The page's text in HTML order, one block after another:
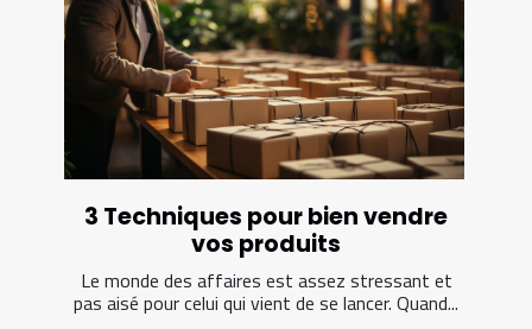
3 Techniques pour bien vendre
vos produits
Le monde des affaires est assez stressant et
pas aisé pour celui qui vient de se lancer. Quand...